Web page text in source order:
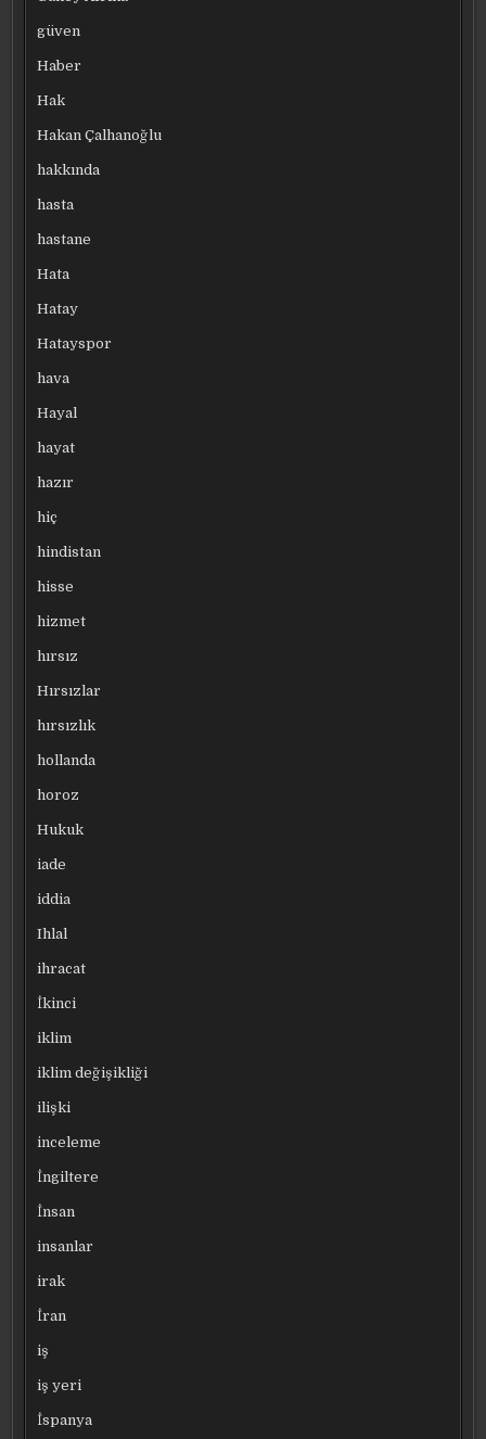
güven
Haber
Hak
Hakan Çalhanoğlu
hakkında
hasta
hastane
Hata
Hatay
Hatayspor
hava
Hayal
hayat
hazır
hiç
hindistan
hisse
hizmet
hırsız
Hırsızlar
hırsızlık
hollanda
horoz
Hukuk
iade
iddia
Ihlal
ihracat
İkinci
iklim
iklim değişikliği
ilişki
inceleme
İngiltere
İnsan
insanlar
irak
İran
iş
iş yeri
İspanya